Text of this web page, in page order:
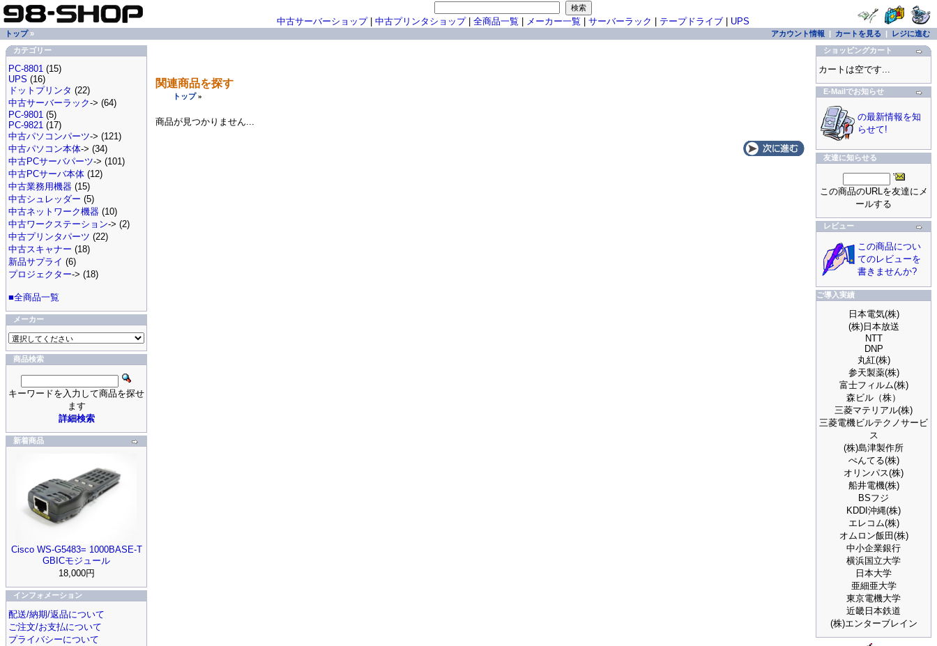
関連商品を探す
トップ»
商品が見つかりません...
中古サーバーショップ| 中古プリンタショップ| 全商品一覧 メーカー一覧 サーバーラック テープドライブ| UPS
トップ» アカウント情報 | カートを見る | レジに進む
カテゴリー
PC-8801 (15)
UPS (16)
ドットプリンタ (22)
中古サーバーラック-> (64)
PC-9801 (5)
PC-9821 (17)
中古パソコンパーツ-> (121)
中古パソコン本体-> (34)
中古PCサーバパーツ-> (101)
中古PCサーバ本体 (12)
中古業務用機器 (15)
中古シュレッダー (5)
中古ネットワーク機器 (10)
中古ワークステーション-> (2)
中古プリンタパーツ (22)
中古スキャナー (18)
新品サプライ (6)
プロジェクター-> (18)
■全商品一覧
メーカー
商品検索
キーワードを入力して商品を探せ
ます
詳細検索
新着商品
Cisco WS-G5483= 1000BASE-T
GBICモジュール
18,000円
インフォメーション
配送/納期/返品について
ご注文/お支払について
プライバシーについて
ショッピングカート
カートは空です...
E-Mailでお知らせ
の最新情報を知
らせて!
友達に知らせる
この商品のURLを友達にメ
ールする
レビュー
この商品につい
てのレビューを
書きませんか?
ご導入実績
日本電気(株)
(株)日本放送
NTT
DNP
丸紅(株)
参天製薬(株)
富士フィルム(株)
森ビル（株）
三菱マテリアル(株)
三菱電機ビルテクノサービ
ス
(株)島津製作所
ぺんてる(株)
オリンパス(株)
船井電機(株)
BSフジ
KDDI沖縄(株)
エレコム(株)
オムロン飯田(株)
中小企業銀行
横浜国立大学
日本大学
亜細亜大学
東京電機大学
近畿日本鉄道
(株)エンターブレイン